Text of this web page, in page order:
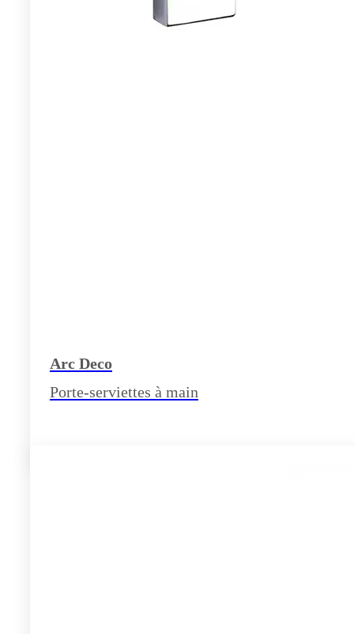
Arc Deco
Porte-serviettes à main